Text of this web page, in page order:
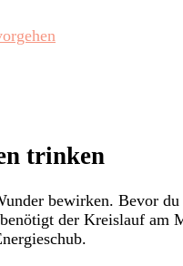
trinken
bewirken. Bevor
der Kreislauf